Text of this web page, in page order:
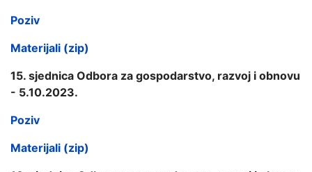
Poziv
Materijali (zip)
15. sjednica Odbora za gospodarstvo, razvoj i obnovu
- 5.10.2023.
Poziv
Materijali (zip)